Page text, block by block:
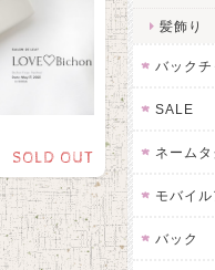
SOLD OUT
髪飾り
バックチ
SALE
ネームタ
モバイ
バック